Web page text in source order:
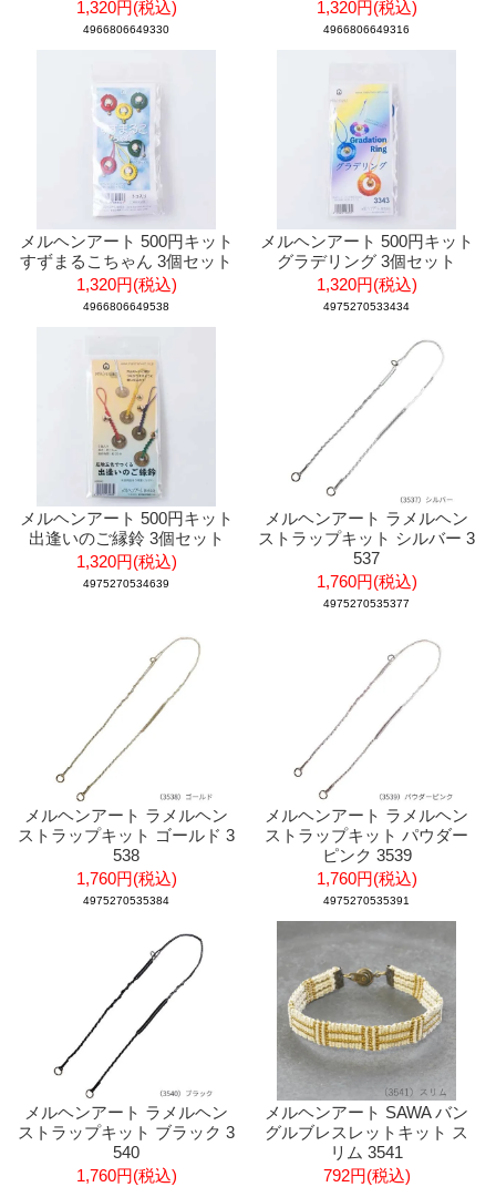
1,320円(税込)
4966806649330
1,320円(税込)
4966806649316
メルヘンアート 500円キット
すずまるこちゃん 3個セット
1,320円(税込)
4966806649538
メルヘンアート 500円キット
グラデリング 3個セット
1,320円(税込)
4975270533434
メルヘンアート 500円キット
出逢いのご縁鈴 3個セット
1,320円(税込)
4975270534639
メルヘンアート ラメルヘン
ストラップキット シルバー 3
537
1,760円(税込)
4975270535377
メルヘンアート ラメルヘン
ストラップキット ゴールド 3
538
1,760円(税込)
4975270535384
メルヘンアート ラメルヘン
ストラップキット パウダー
ピンク 3539
1,760円(税込)
4975270535391
メルヘンアート ラメルヘン
ストラップキット ブラック 3
540
1,760円(税込)
メルヘンアート SAWA バン
グルブレスレットキット ス
リム 3541
792円(税込)